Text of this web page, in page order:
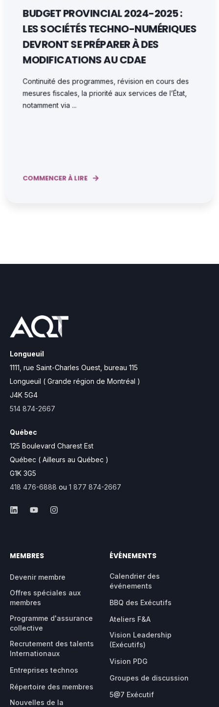
BUDGET PROVINCIAL 2024-2025 :
LES SOCIÉTÉS TECHNO-NUMÉRIQUES
DEVRONT SE PRÉPARER À DES
MODIFICATIONS AU CDAE
Continuité des programmes, révision en cours des
mesures fiscales, la priorité aux services de l’État,
notamment via ...
COMMENCER À LIRE
Longueuil
1111, rue Saint-Charles Ouest, bureau 115
Longueuil ( Grande région de Montréal )
J4K 5G4
514 874-2667
Québec
125 Boulevard Charest Est
Québec ( Ailleurs au Québec )
G1K 3G5
418 476-6888 ou 1 877 874-2667
MEMBRES
Devenir membre
Offres spéciales aux
membres
Programme d'assurance
collective
Recrutement des talents
Internationaux
Entreprises technos
Répertoire des membres
Nouvelles de la
ÉVÉNEMENTS
Calendrier des
événements
BBQ des Exécutifs
Ateliers F&A
Vision Leadership
(Exécutifs)
Vision PDG
Groupes de discussion
5@7 Exécutif